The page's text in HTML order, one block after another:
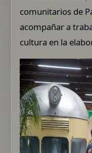
comunitarios de
acompañar a
cultura en la